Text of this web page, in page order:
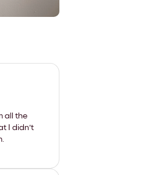
all the
I didn't